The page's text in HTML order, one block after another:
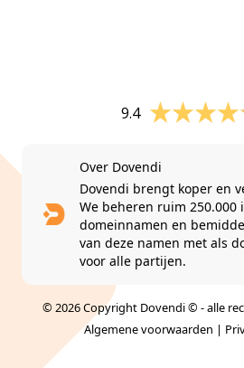
9.4
Over Dovendi
Dovendi brengt koper en
We beheren ruim 250.000
domeinnamen en
van deze namen met als
voor alle partijen.
© 2026 Copyright Dovendi © - alle
Algemene voorwaarden |